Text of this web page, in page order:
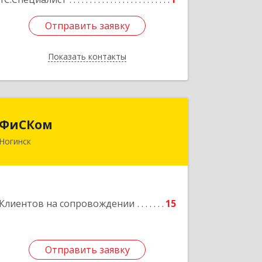
Отправить заявку
Показать контакты
Отправить заявку
Назад
ФиСКом
Ногинск
Клиентов на сопровождении 15
Отправить заявку
142403, Московская обл., г.Ногинск,
Отправить заявку